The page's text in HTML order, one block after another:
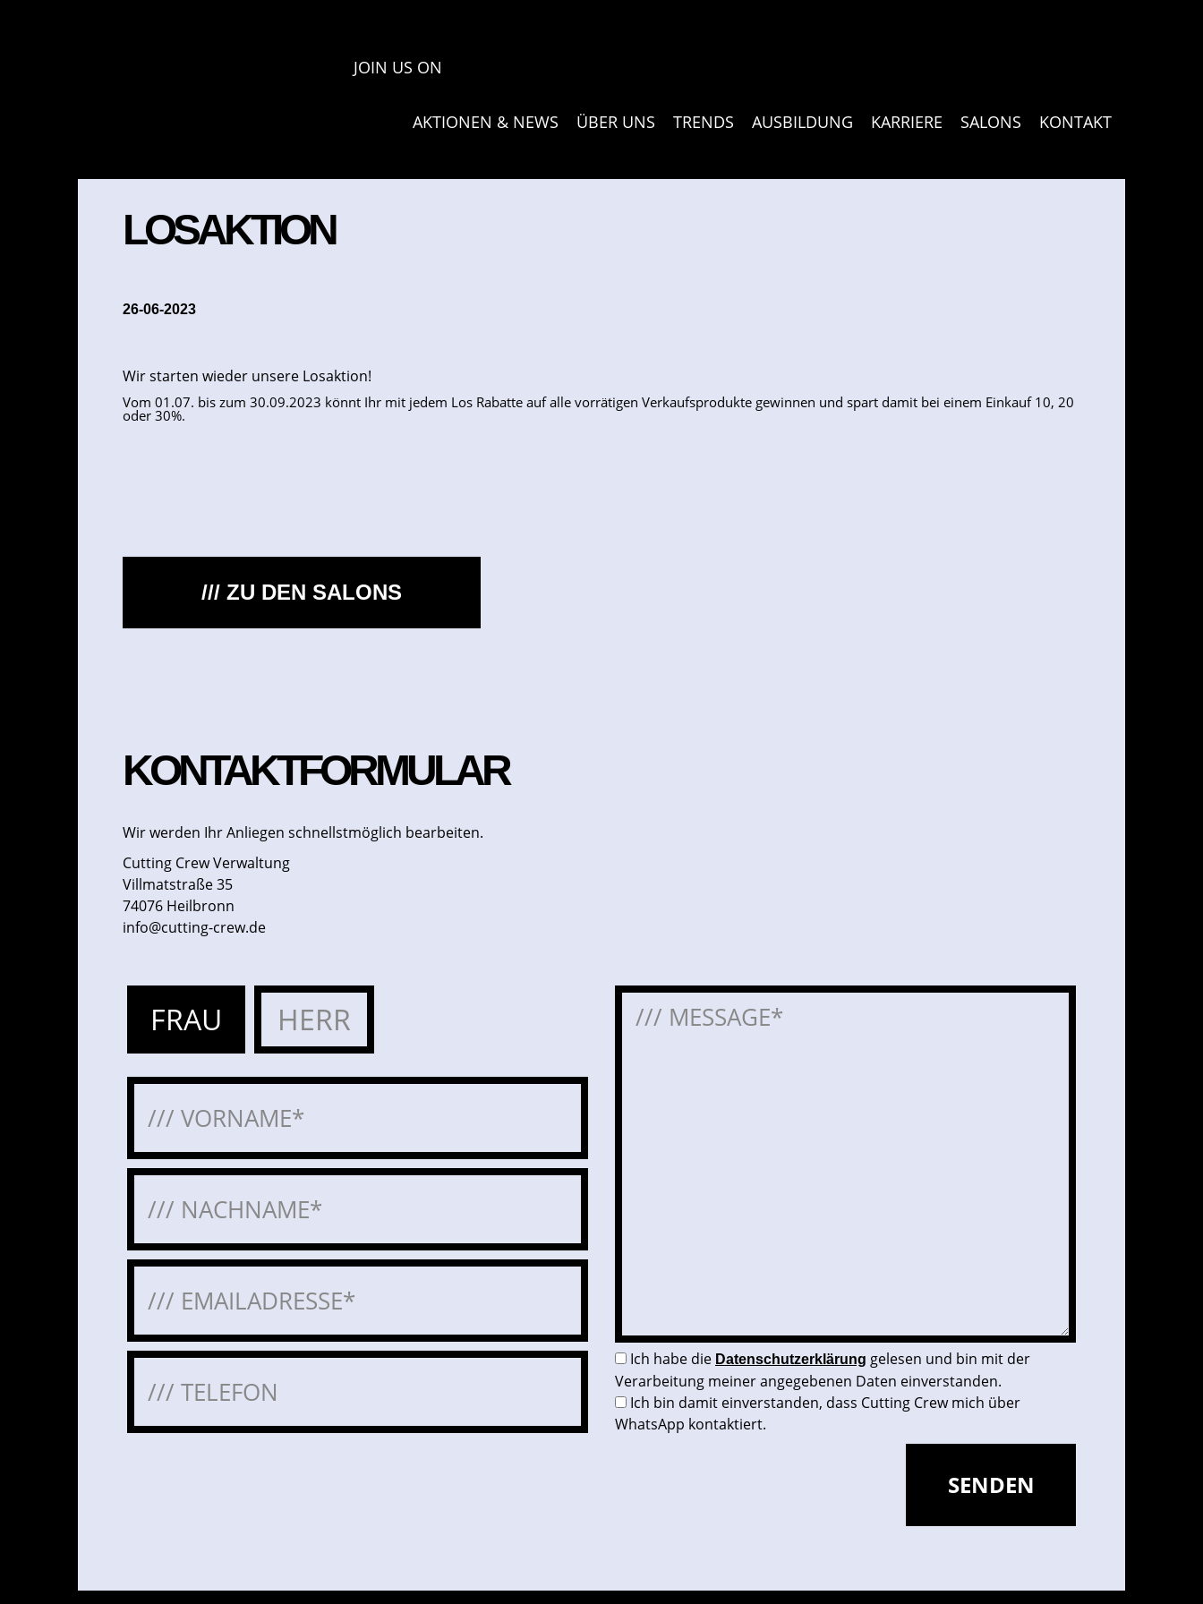
JOIN US ON
AKTIONEN & NEWS ÜBER UNS TRENDS AUSBILDUNG KARRIERE SALONS KONTAKT
LOSAKTION
26-06-2023
Wir starten wieder unsere Losaktion!
Vom 01.07. bis zum 30.09.2023 könnt Ihr mit jedem Los Rabatte auf alle vorrätigen Verkaufsprodukte gewinnen und spart damit bei einem Einkauf 10, 20
oder 30%.
/// ZU DEN SALONS
KONTAKTFORMULAR
Wir werden Ihr Anliegen schnellstmöglich bearbeiten.
Cutting Crew Verwaltung
Villmatstraße 35
74076 Heilbronn
info@cutting-crew.de
FRAU HERR
Ich habe die Datenschutzerklärung gelesen und bin mit der
Verarbeitung meiner angegebenen Daten einverstanden.
Ich bin damit einverstanden, dass Cutting Crew mich über
WhatsApp kontaktiert.